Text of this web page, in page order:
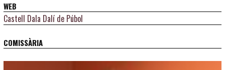
WEB
Castell Dala Dalí de Púbol
COMISSÀRIA